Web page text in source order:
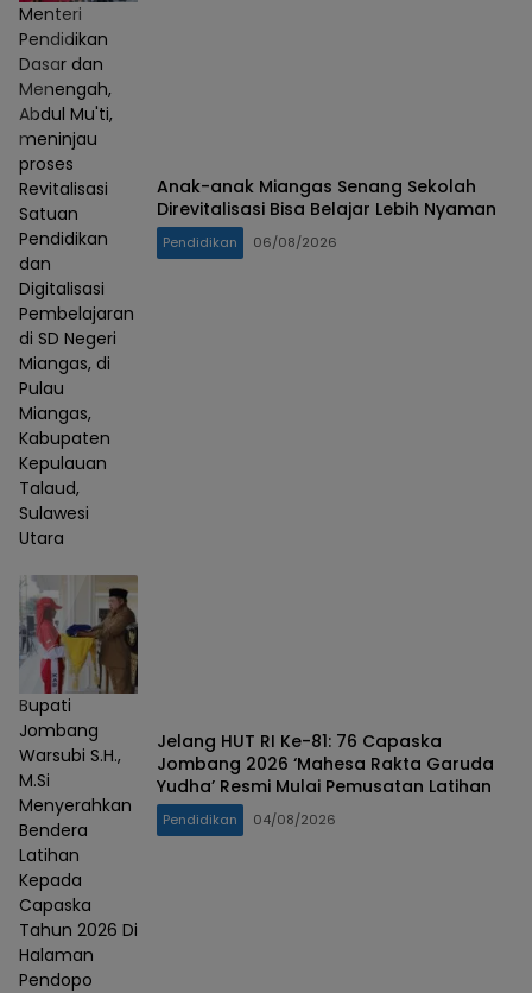
Menteri
Pendidikan
Dasar dan
Menengah,
Abdul Mu'ti,
meninjau
proses
Revitalisasi
Satuan
Pendidikan
dan
Digitalisasi
Pembelajaran
di SD Negeri
Miangas, di
Pulau
Miangas,
Kabupaten
Kepulauan
Talaud,
Sulawesi
Utara
Anak-anak Miangas Senang Sekolah
Direvitalisasi Bisa Belajar Lebih Nyaman
Pendidikan 06/08/2026
Bupati
Jombang
Warsubi S.H.,
M.Si
Menyerahkan
Bendera
Latihan
Kepada
Capaska
Tahun 2026 Di
Halaman
Pendopo
Jelang HUT RI Ke-81: 76 Capaska
Jombang 2026 ‘Mahesa Rakta Garuda
Yudha’ Resmi Mulai Pemusatan Latihan
Pendidikan 04/08/2026